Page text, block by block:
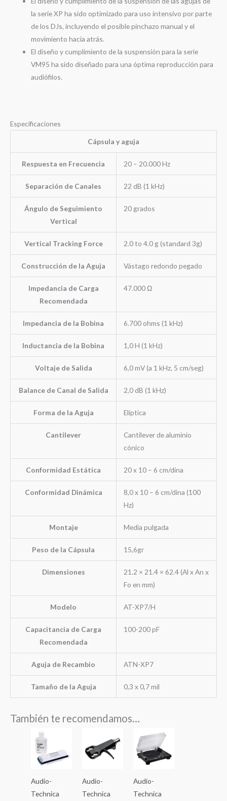
la serie XP ha sido optimizado para uso intensivo por parte
de los DJs, incluyendo el posible pinchazo manual y el
movimiento hacia atrás.
El diseño y cumplimiento de la suspensión para la serie
VM95 ha sido diseñado para una óptima reproducción para
audiófilos.
Especificaciones
Cápsula y aguja
Respuesta en Frecuencia 20 – 20.000 Hz
Separación de Canales 22 dB (1 kHz)
Ángulo de Seguimiento
Vertical
20 grados
Vertical Tracking Force 2.0 to 4.0 g (standard 3g)
Construcción de la Aguja Vástago redondo pegado
Impedancia de Carga
Recomendada
47.000 Ω
Impedancia de la Bobina 6.700 ohms (1 kHz)
Inductancia de la Bobina 1,0 H (1 kHz)
Voltaje de Salida 6,0 mV (a 1 kHz, 5 cm/seg)
Balance de Canal de Salida 2,0 dB (1 kHz)
Forma de la Aguja Elíptica
Cantilever
Cantilever de aluminio
cónico
Conformidad Estática 20 x 10 – 6 cm/dina
Conformidad Dinámica
8,0 x 10 – 6 cm/dina (100
Hz)
Montaje Media pulgada
Peso de la Cápsula 15,6gr
Dimensiones
21.2 × 21.4 × 62.4 (Al x An x
Fo en mm)
Modelo AT-XP7/H
Capacitancia de Carga
Recomendada
100-200 pF
Aguja de Recambio ATN-XP7
Tamaño de la Aguja 0,3 x 0,7 mil
También te recomendamos…
Audio-
Technica
Audio-
Technica
Audio-
Technica